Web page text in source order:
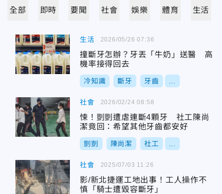
全部 即時 要聞 社會 娛樂 體育 生活
生活
撞斷牙怎辦？牙丟「牛奶」送醫 高
機率接得回去
冷知識 斷牙 牙齒
2026/05/26 07:36
社會
悚！剴剴遭虐連斷4顆牙 社工陳尚
潔竟回：希望其他牙齒都安好
剴剴 陳尚潔 社工
2026/02/24 08:58
社會
影/新北捷運工地出事！工人操作不
慎「騎士遭毀容斷牙」
2025/07/03 11:26